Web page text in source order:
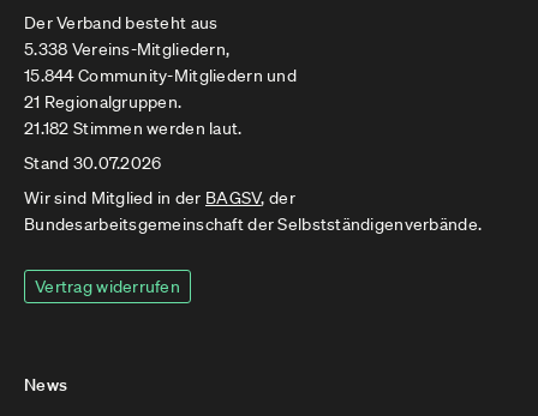
Der Verband besteht aus
5.338 Vereins-Mitgliedern,
15.844 Community-Mitgliedern und
21 Regionalgruppen.
21.182 Stimmen werden laut.
Stand 30.07.2026
Wir sind Mitglied in der BAGSV, der
Bundesarbeitsgemeinschaft der Selbstständigenverbände.
Vertrag widerrufen
News